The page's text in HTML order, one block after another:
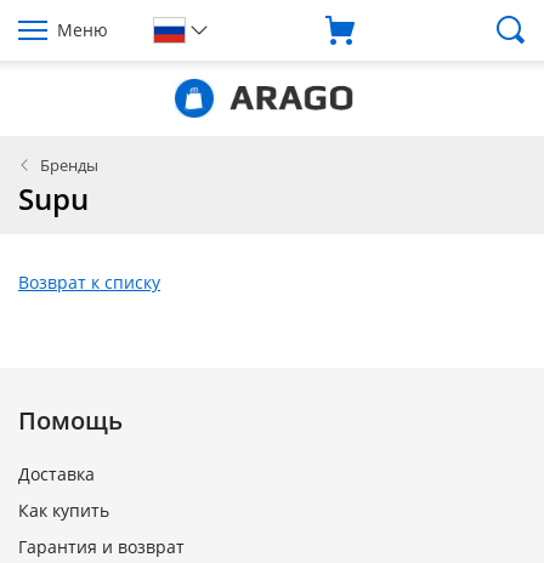
Меню
Бренды
Supu
Возврат к списку
Помощь
Доставка
Как купить
Гарантия и возврат